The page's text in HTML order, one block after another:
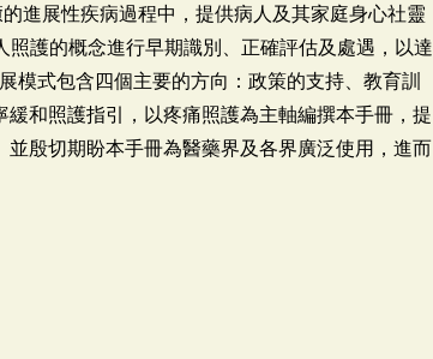
進展性疾病過程中，提供病人及其家庭身心社靈
護的概念進行早期識別、正確評估及處遇，以達
式包含四個主要的方向：政策的支持、教育訓
和照護指引，以疼痛照護為主軸編撰本手冊，提
殷切期盼本手冊為醫藥界及各界廣泛使用，進而